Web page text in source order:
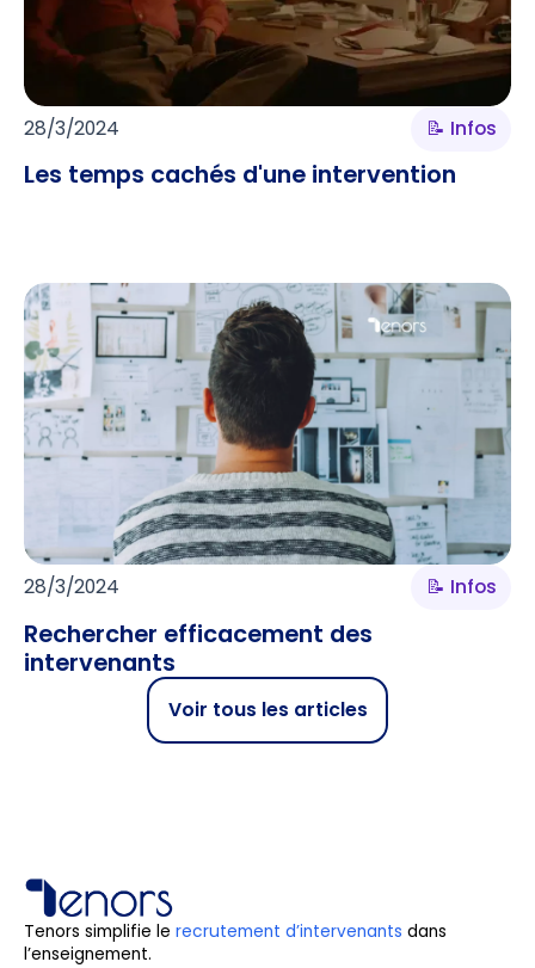
28/3/2024 📝 Infos
Les temps cachés d'une intervention
28/3/2024 📝 Infos
Rechercher efficacement des
intervenants
Voir tous les articles
Tenors simplifie le recrutement d’intervenants dans
l’enseignement.